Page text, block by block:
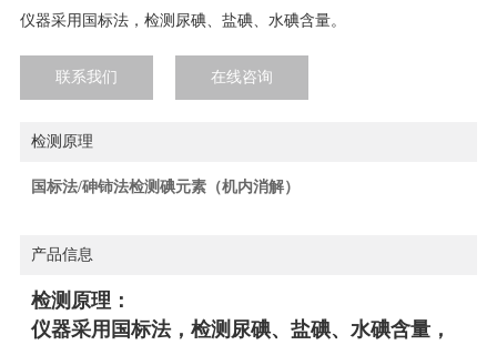
仪器采用国标法，检测尿碘、盐碘、水碘含量。
联系我们 在线咨询
检测原理
国标法/砷铈法检测碘元素（机内消解）
产品信息
检测原理：
仪器采用国标法，检测尿碘、盐碘、水碘含量，